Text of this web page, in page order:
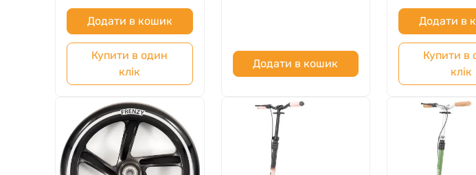
Додати в кошик
Купити в один
клік
Додати в кошик
Додати в
Купити в
клік